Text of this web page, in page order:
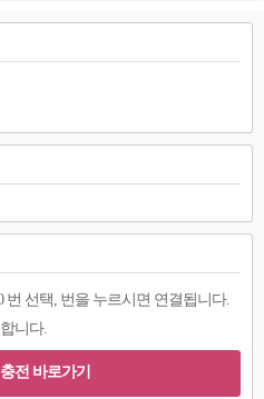
번 선택, 번을 누르시면 연결됩니다.
니다.
전 바로가기